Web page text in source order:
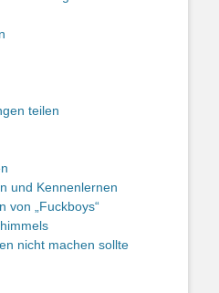
teilen
und Kennenlernen
von „Fuckboys“
nicht machen sollte